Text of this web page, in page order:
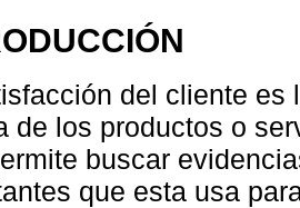
del cliente es
de los productos o
buscar
que esta usa